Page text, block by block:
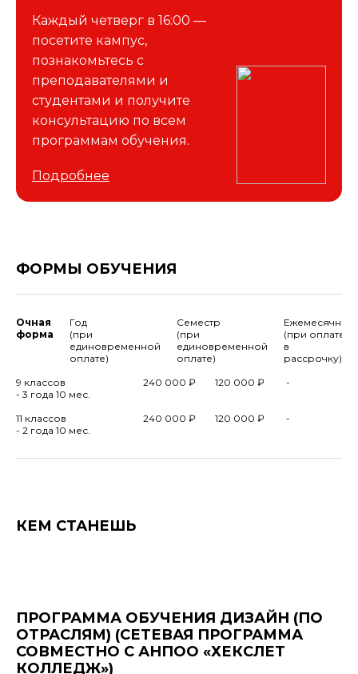
Каждый четверг в 16:00 —
посетите кампус,
познакомьтесь с
преподавателями и
студентами и получите
консультацию по всем
программам обучения.
Подробнее
ФОРМЫ ОБУЧЕНИЯ
Очная
форма
Год
(при
единовременной
оплате)
Семестр
(при
единовременной
оплате)
Ежемесячно
(при оплате
в
рассрочку)
9 классов
- 3 года 10 мес.
240 000 ₽ 120 000 ₽ -
11 классов
- 2 года 10 мес.
240 000 ₽ 120 000 ₽ -
КЕМ СТАНЕШЬ
ПРОГРАММА ОБУЧЕНИЯ ДИЗАЙН (ПО
ОТРАСЛЯМ) (СЕТЕВАЯ ПРОГРАММА
СОВМЕСТНО С АНПОО «ХЕКСЛЕТ
КОЛЛЕДЖ»)